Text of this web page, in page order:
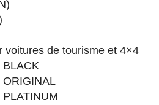
voitures de tourisme et 4×4
BLACK
ORIGINAL